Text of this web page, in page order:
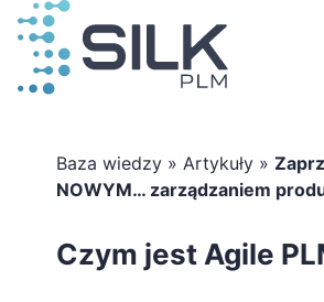
Przejdź
do
zawartości
Produkt
Baza wiedzy
Baza wiedzy »Artykuły »
NOWYM… zarządzaniem
Czym jest Agile